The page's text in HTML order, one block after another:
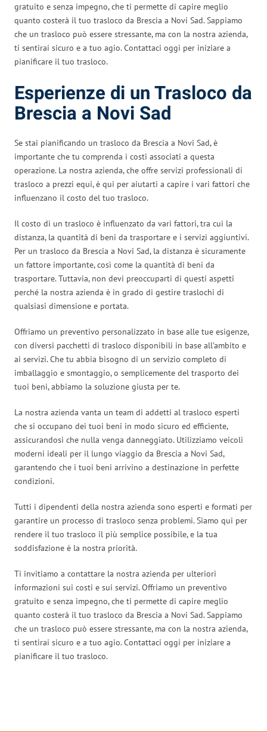
gratuito e senza impegno, che ti permette di capire meglio
quanto costerà il tuo trasloco da Brescia a Novi Sad. Sappiamo
che un trasloco può essere stressante, ma con la nostra azienda,
ti sentirai sicuro e a tuo agio. Contattaci oggi per iniziare a
pianificare il tuo trasloco.
Esperienze di un Trasloco da
Brescia a Novi Sad
Se stai pianificando un trasloco da Brescia a Novi Sad, è
importante che tu comprenda i costi associati a questa
operazione. La nostra azienda, che offre servizi professionali di
trasloco a prezzi equi, è qui per aiutarti a capire i vari fattori che
influenzano il costo del tuo trasloco.
Il costo di un trasloco è influenzato da vari fattori, tra cui la
distanza, la quantità di beni da trasportare e i servizi aggiuntivi.
Per un trasloco da Brescia a Novi Sad, la distanza è sicuramente
un fattore importante, così come la quantità di beni da
trasportare. Tuttavia, non devi preoccuparti di questi aspetti
perché la nostra azienda è in grado di gestire traslochi di
qualsiasi dimensione e portata.
Offriamo un preventivo personalizzato in base alle tue esigenze,
con diversi pacchetti di trasloco disponibili in base all’ambito e
ai servizi. Che tu abbia bisogno di un servizio completo di
imballaggio e smontaggio, o semplicemente del trasporto dei
tuoi beni, abbiamo la soluzione giusta per te.
La nostra azienda vanta un team di addetti al trasloco esperti
che si occupano dei tuoi beni in modo sicuro ed efficiente,
assicurandosi che nulla venga danneggiato. Utilizziamo veicoli
moderni ideali per il lungo viaggio da Brescia a Novi Sad,
garantendo che i tuoi beni arrivino a destinazione in perfette
condizioni.
Tutti i dipendenti della nostra azienda sono esperti e formati per
garantire un processo di trasloco senza problemi. Siamo qui per
rendere il tuo trasloco il più semplice possibile, e la tua
soddisfazione è la nostra priorità.
Ti invitiamo a contattare la nostra azienda per ulteriori
informazioni sui costi e sui servizi. Offriamo un preventivo
gratuito e senza impegno, che ti permette di capire meglio
quanto costerà il tuo trasloco da Brescia a Novi Sad. Sappiamo
che un trasloco può essere stressante, ma con la nostra azienda,
ti sentirai sicuro e a tuo agio. Contattaci oggi per iniziare a
pianificare il tuo trasloco.